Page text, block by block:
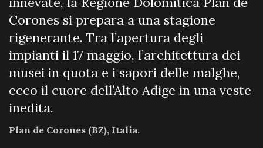
Corones si prepara a una stagione
rigenerante. Tra l’apertura degli
impianti il 17 maggio, l’architettura dei
musei in quota e i sapori delle malghe,
ecco il cuore dell’Alto Adige in una veste
inedita.
Plan de Corones (BZ), Italia.